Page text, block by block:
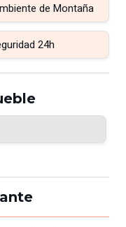
de Montaña
24h